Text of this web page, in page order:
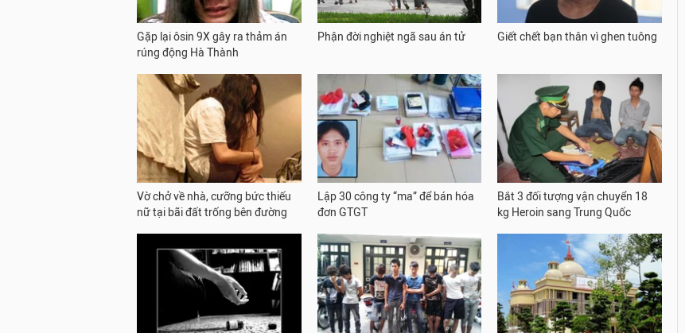
Gặp lại ôsin 9X gây ra thảm án
rúng động Hà Thành
Phận đời nghiệt ngã sau án tử Giết chết bạn thân vì ghen tuông
Vờ chở về nhà, cưỡng bức thiếu
nữ tại bãi đất trống bên đường
Lập 30 công ty “ma” để bán hóa
đơn GTGT
Bắt 3 đối tượng vận chuyển 18
kg Heroin sang Trung Quốc